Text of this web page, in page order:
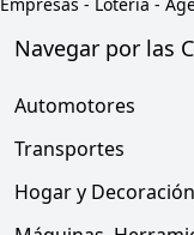
Navegar por las
Automotores
Transportes
Hogar y Decoración